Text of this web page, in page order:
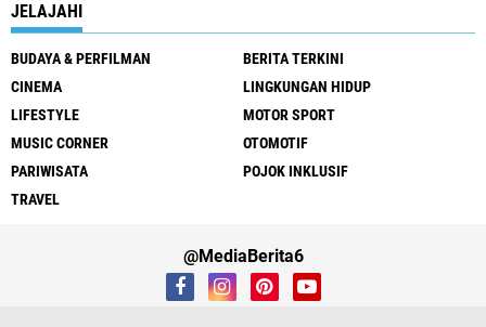
JELAJAHI
BUDAYA & PERFILMAN
BERITA TERKINI
CINEMA
LINGKUNGAN HIDUP
LIFESTYLE
MOTOR SPORT
MUSIC CORNER
OTOMOTIF
PARIWISATA
POJOK INKLUSIF
TRAVEL
@MediaBerita6